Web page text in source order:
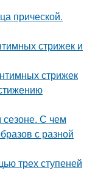
прической.
стрижек и
стрижек
С чем
с разной
трех ступеней